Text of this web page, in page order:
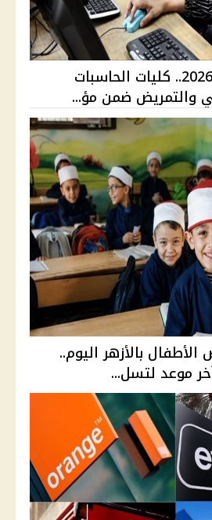
تنسيق الجامعات 2026.. كليات الحاسبات
والتمريض ضمن مؤ...
بالأزهر اليوم..
موعد لتسل...